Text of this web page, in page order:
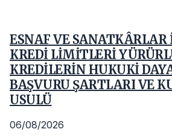
ESNAF VE SANATKÂRLAR
KREDİ LİMİTLERİ
KREDİLERİN HUKUKİ
BAŞVURU ŞARTLARI VE
USULÜ
06/08/2026